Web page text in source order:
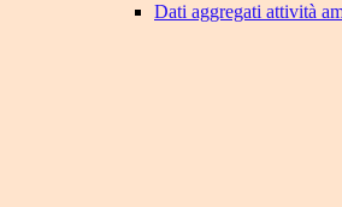
Dati aggregati attività